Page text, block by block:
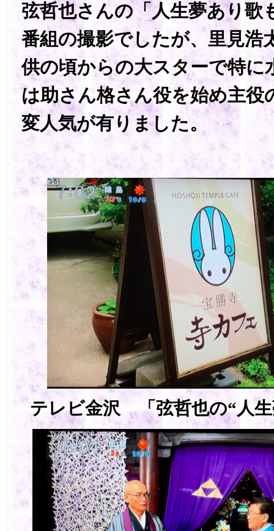
弦哲也さんの「人生夢あり歌
番組の撮影でしたが、里見浩
供の頃からの大スターで特に
は助さん格さん役を始め主役
変人気が有りました。
テレビ金沢 「弦哲也の“人